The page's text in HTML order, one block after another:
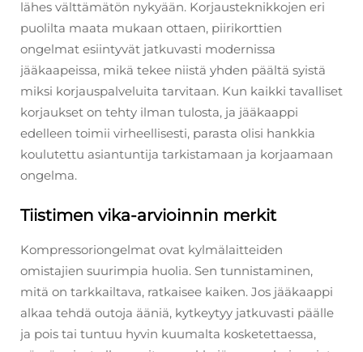
lähes välttämätön nykyään. Korjausteknikkojen eri
puolilta maata mukaan ottaen, piirikorttien
ongelmat esiintyvät jatkuvasti modernissa
jääkaapeissa, mikä tekee niistä yhden päältä syistä
miksi korjauspalveluita tarvitaan. Kun kaikki tavalliset
korjaukset on tehty ilman tulosta, ja jääkaappi
edelleen toimii virheellisesti, parasta olisi hankkia
koulutettu asiantuntija tarkistamaan ja korjaamaan
ongelma.
Tiistimen vika-arvioinnin merkit
Kompressoriongelmat ovat kylmälaitteiden
omistajien suurimpia huolia. Sen tunnistaminen,
mitä on tarkkailtava, ratkaisee kaiken. Jos jääkaappi
alkaa tehdä outoja ääniä, kytkeytyy jatkuvasti päälle
ja pois tai tuntuu hyvin kuumalta kosketettaessa,